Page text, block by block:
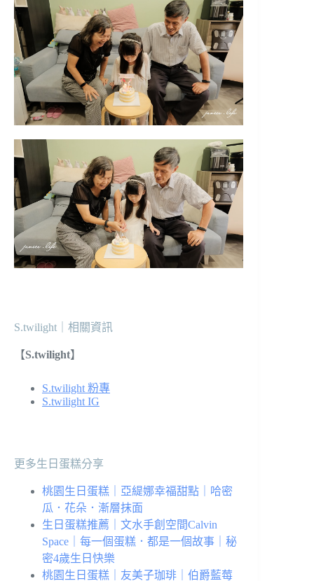
S.twilight｜相關資訊
【S.twilight】
S.twilight 粉專
S.twilight IG
更多生日蛋糕分享
桃園生日蛋糕｜亞緹娜幸福甜點｜哈密
瓜．花朵．漸層抹面
生日蛋糕推薦｜文水手創空間Calvin
Space｜每一個蛋糕．都是一個故事｜秘
密4歲生日快樂
桃園生日蛋糕｜友美子珈琲｜伯爵藍莓